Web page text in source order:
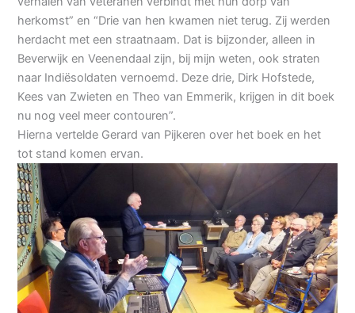
herkomst” en “Drie van hen kwamen niet terug. Zij werden
herdacht met een straatnaam. Dat is bijzonder, alleen in
Beverwijk en Veenendaal zijn, bij mijn weten, ook straten
naar Indiësoldaten vernoemd. Deze drie, Dirk Hofstede,
Kees van Zwieten en Theo van Emmerik, krijgen in dit boek
nu nog veel meer contouren”.
Hierna vertelde Gerard van Pijkeren over het boek en het
tot stand komen ervan.